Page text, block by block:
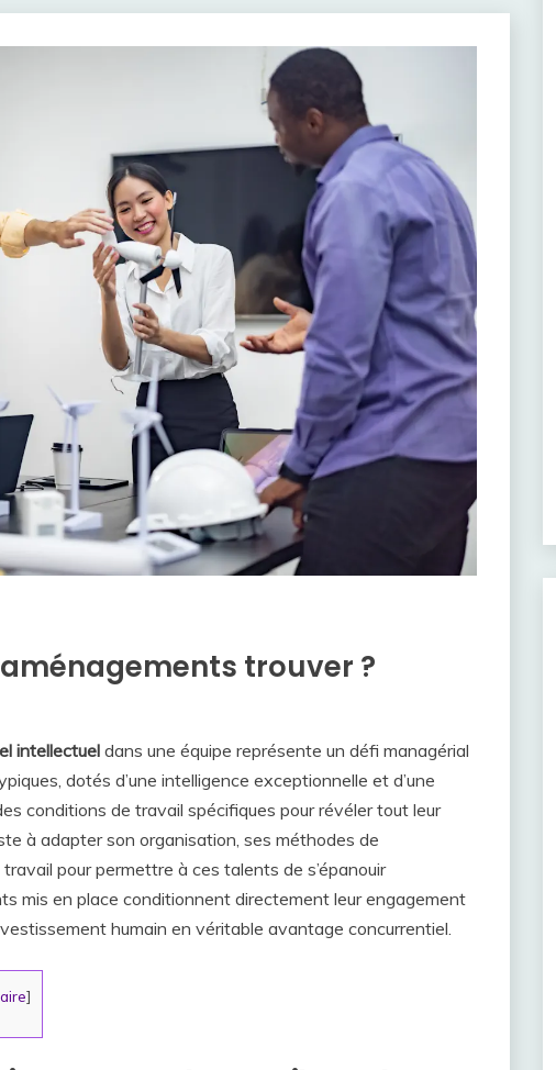
trouver ?
intellectuel dans une équipe représente un défi managérial
dotés d’une intelligence exceptionnelle et d’une
conditions de travail spécifiques pour révéler tout leur
à adapter son organisation, ses méthodes de
pour permettre à ces talents de s’épanouir
mis en place conditionnent directement leur engagement
humain en véritable avantage concurrentiel.
]